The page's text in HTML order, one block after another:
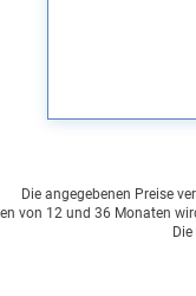
Die angegebenen Preise
von 12 und 36 Monaten